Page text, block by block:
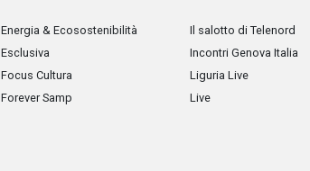
Energia & Ecosostenibilità
Esclusiva
Focus Cultura
Forever Samp
Il salotto di Telenord
Incontri Genova Italia
Liguria Live
Live